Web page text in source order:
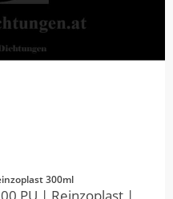
300ml
PU | Reinzoplast |